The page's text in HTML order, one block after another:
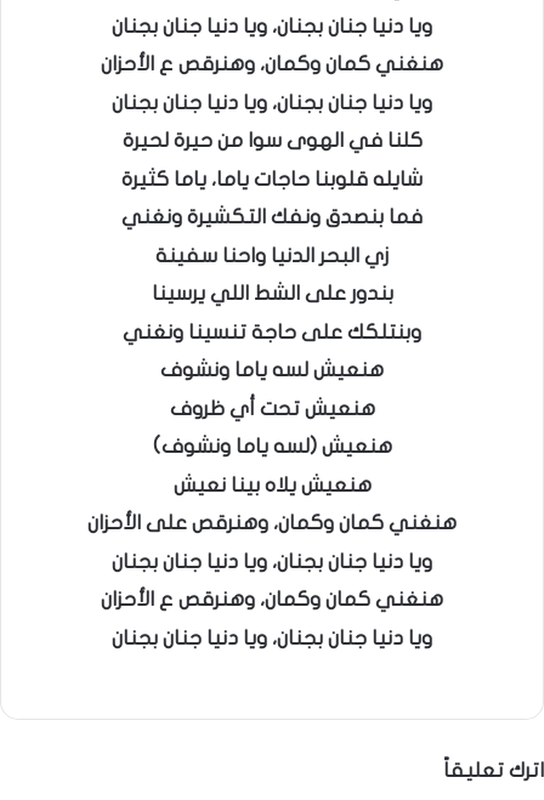
ويا دنيا جنان بجنان، ويا دنيا جنان بجنان
هنغني كمان وكمان، وهنرقص ع الأحزان
ويا دنيا جنان بجنان، ويا دنيا جنان بجنان
كلنا في الهوى سوا من حيرة لحيرة
شايله قلوبنا حاجات ياما، ياما كثيرة
فما بنصدق ونفك التكشيرة ونغني
زي البحر الدنيا واحنا سفينة
بندور على الشط اللي يرسينا
وبنتلكك على حاجة تنسينا ونغني
هنعيش لسه ياما ونشوف
هنعيش تحت أي ظروف
هنعيش (لسه ياما ونشوف)
هنعيش يلاه بينا نعيش
هنغني كمان وكمان، وهنرقص على الأحزان
ويا دنيا جنان بجنان، ويا دنيا جنان بجنان
هنغني كمان وكمان، وهنرقص ع الأحزان
ويا دنيا جنان بجنان، ويا دنيا جنان بجنان
اترك تعليقاً